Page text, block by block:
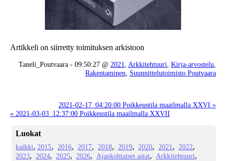
Artikkeli on siirretty toimituksen arkistoon
Taneli_Poutvaara - 09:50:27 @ 2021 Arkkitehtuuri Kirja-arvostelu
Rakentaminen
Suunnittelutoimisto Poutvaara
2021-02-17_04:20:00 Poikkeustila maailmalla XXVI »
« 2021-03-03_12:37:00 Poikkeustila maailmalla XXVII
Luokat
kaikki 2015 2016 2017 2018 2019 2020 2021
2022
2023
2024 2025 2026 Ajankohtaiset asiat
Arkkitehtuuri